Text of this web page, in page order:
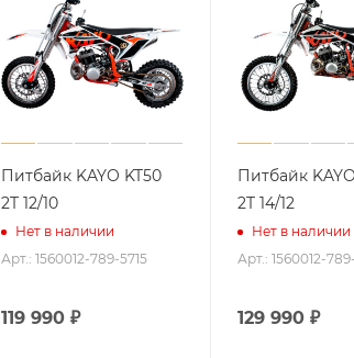
Питбайк KAYO KT50
2T 12/10
Нет в наличии
Арт.: 1560012-789-5715
119 990₽
Питбайк
2T 14/12
Нет в наличии
Арт.: 1560012-
129 990₽